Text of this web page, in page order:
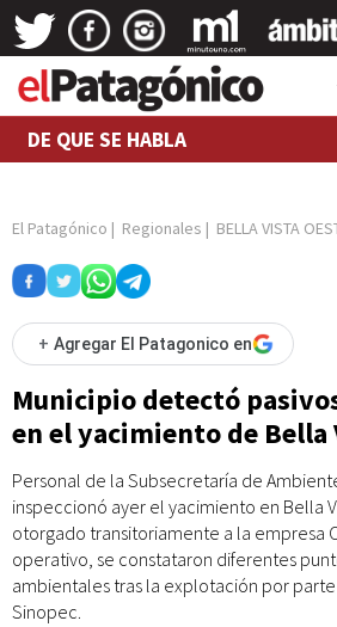
DE QUE SE HABLA
El Patagónico | Regionales | BELLA VISTA
+ Agregar El Patagonico en
Municipio detectó
en el yacimiento de Bella
Personal de la Subsecretaría de
inspeccionó ayer el yacimiento en Bella
otorgado transitoriamente a la empresa
operativo, se constataron diferentes
ambientales tras la explotación por
Sinopec.